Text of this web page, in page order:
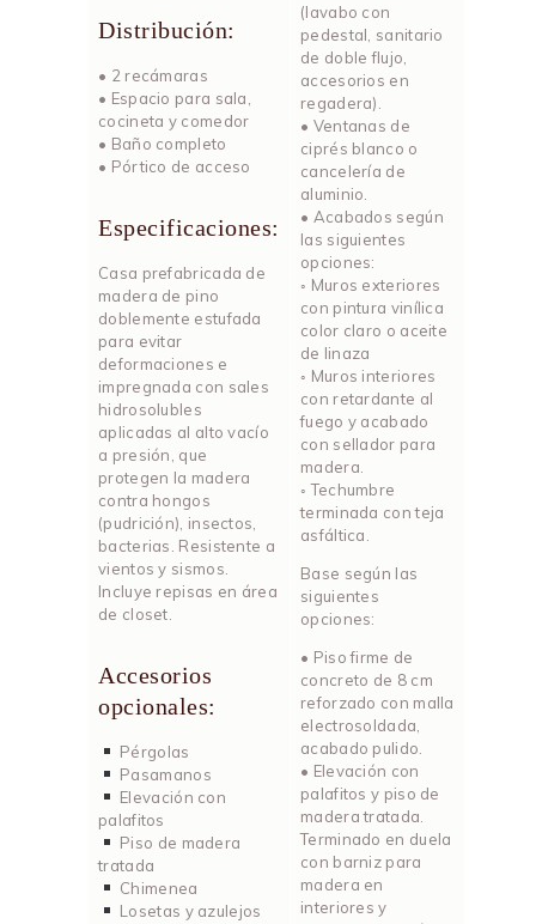
Distribución:
• 2 recámaras
• Espacio para sala,
cocineta y comedor
• Baño completo
• Pórtico de acceso
Especificaciones:
Casa prefabricada de
madera de pino
doblemente estufada
para evitar
deformaciones e
impregnada con sales
hidrosolubles
aplicadas al alto vacío
a presión, que
protegen la madera
contra hongos
(pudrición), insectos,
bacterias. Resistente a
vientos y sismos.
Incluye repisas en área
de closet.
Accesorios
opcionales:
Pérgolas
Pasamanos
Elevación con
palafitos
Piso de madera
tratada
Chimenea
Losetas y azulejos
(lavabo con
pedestal, sanitario
de doble flujo,
accesorios en
regadera).
• Ventanas de
ciprés blanco o
cancelería de
aluminio.
• Acabados según
las siguientes
opciones:
◦ Muros exteriores
con pintura vinílica
color claro o aceite
de linaza
◦ Muros interiores
con retardante al
fuego y acabado
con sellador para
madera.
◦ Techumbre
terminada con teja
asfáltica.
Base según las
siguientes
opciones:
• Piso firme de
concreto de 8 cm
reforzado con malla
electrosoldada,
acabado pulido.
• Elevación con
palafitos y piso de
madera tratada.
Terminado en duela
con barniz para
madera en
interiores y